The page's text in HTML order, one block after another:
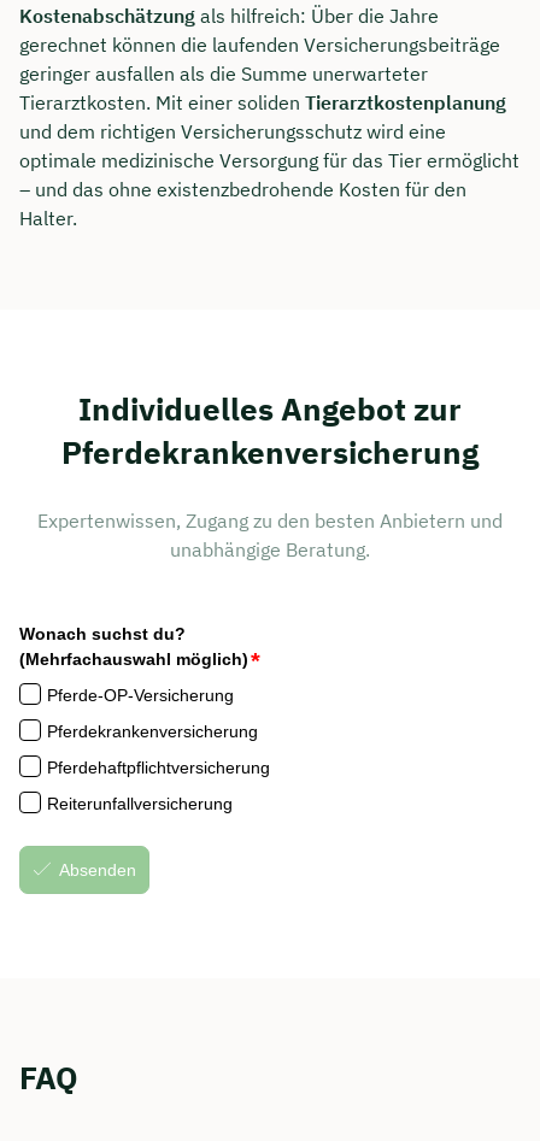
Kostenabschätzung als hilfreich: Über die Jahre
gerechnet können die laufenden Versicherungsbeiträge
geringer ausfallen als die Summe unerwarteter
Tierarztkosten. Mit einer soliden Tierarztkostenplanung
und dem richtigen Versicherungsschutz wird eine
optimale medizinische Versorgung für das Tier ermöglicht
– und das ohne existenzbedrohende Kosten für den
Halter.
Individuelles Angebot zur
Pferdekrankenversicherung
Expertenwissen, Zugang zu den besten Anbietern und
unabhängige Beratung.
FAQ